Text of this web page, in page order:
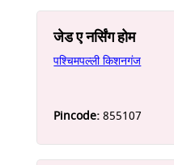
जेड ए नर्सिंग होम
पश्चिमपल्ली किशनगंज
Pincode:855107